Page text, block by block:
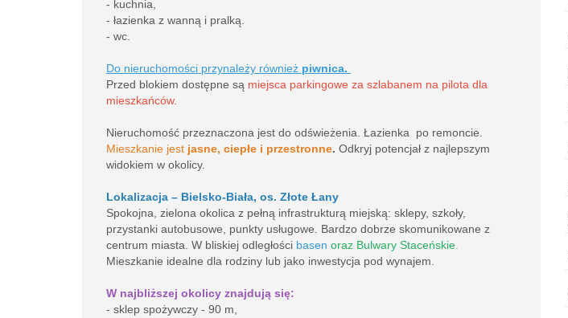
- kuchnia,
- łazienka z wanną i pralką.
- wc.
Do nieruchomości przynależy również piwnica.
Przed blokiem dostępne są miejsca parkingowe za szlabanem na pilota dla
mieszkańców.
Nieruchomość przeznaczona jest do odświeżenia. Łazienka po remoncie.
Mieszkanie jest jasne, ciepłe i przestronne. Odkryj potencjał z najlepszym
widokiem w okolicy.
Lokalizacja – Bielsko-Biała, os. Złote Łany
Spokojna, zielona okolica z pełną infrastrukturą miejską: sklepy, szkoły,
przystanki autobusowe, punkty usługowe. Bardzo dobrze skomunikowane z
centrum miasta. W bliskiej odległości basen oraz Bulwary Staceńskie
Mieszkanie idealne dla rodziny lub jako inwestycja pod wynajem.
W najbliższej okolicy znajdują się:
- sklep spożywczy - 90 m,